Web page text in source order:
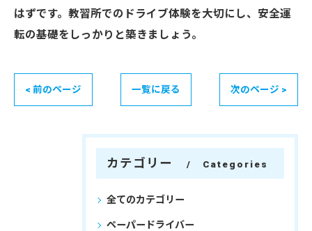
はずです。教習所でのドライブ体験を大切にし、安全運
転の基礎をしっかりと築きましょう。
< 前のページ 一覧に戻る 次のページ >
カテゴリー Categories
全てのカテゴリー
ペーパードライバー